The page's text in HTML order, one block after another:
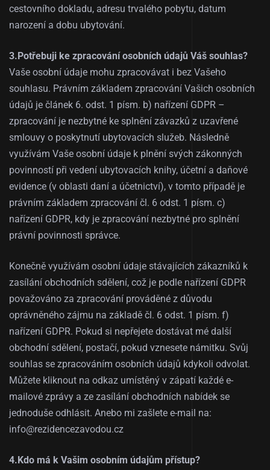
cestovního dokladu, adresu trvalého pobytu, datum
narození a dobu ubytování.
3.Potřebuji ke zpracování osobních údajů Váš souhlas?
Vaše osobní údaje mohu zpracovávat i bez Vašeho
souhlasu. Právním základem zpracování Vašich osobních
údajů je článek 6. odst. 1 písm. b) nařízení GDPR –
zpracování je nezbytné ke splnění závazků z uzavřené
smlouvy o poskytnutí ubytovacích služeb. Následně
využívám Vaše osobní údaje k plnění svých zákonných
povinností při vedení ubytovacích knihy, účetní a daňové
evidence (v oblasti daní a účetnictví), v tomto případě je
právním základem zpracování čl. 6 odst. 1 písm. c)
nařízení GDPR, kdy je zpracování nezbytné pro splnění
právní povinnosti správce.
Konečně využívám osobní údaje stávajících zákazníků k
zasílání obchodních sdělení, což je podle nařízení GDPR
považováno za zpracování prováděné z důvodu
oprávněného zájmu na základě čl. 6 odst. 1 písm. f)
nařízení GDPR. Pokud si nepřejete dostávat mé další
obchodní sdělení, postačí, pokud vznesete námitku. Svůj
souhlas se zpracováním osobních údajů kdykoli odvolat.
Můžete kliknout na odkaz umístěný v zápatí každé e-
mailové zprávy a ze zasílání obchodních nabídek se
jednoduše odhlásit. Anebo mi zašlete e-mail na:
info@rezidencezavodou.cz
4.Kdo má k Vašim osobním údajům přístup?